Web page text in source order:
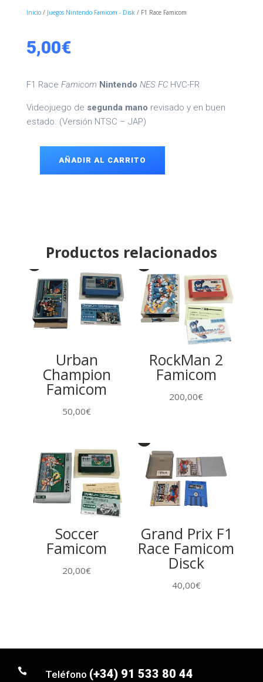
Inicio/ Juegos Nintendo Famicom - Disk/ F1 Race Famicom
5,00€
F1 Race Famicom Nintendo NES FCHVC-FR
Videojuego de segunda mano revisado y en buen
estado. (Versión NTSC – JAP)
AÑADIR AL CARRITO
Productos relacionados
Urban
Champion
Famicom
50,00€
RockMan 2
Famicom
200,00€
Soccer
Famicom
20,00€
Grand Prix F1
Race Famicom
Disck
40,00€
 Teléfono (+34) 91 533 80 44